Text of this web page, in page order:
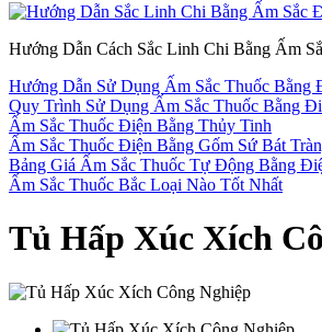
Hướng Dẫn Cách Sắc Linh Chi Bằng Ấm
Hướng Dẫn Sử Dụng Ấm Sắc Thuốc Bằng
Quy Trình Sử Dụng Ấm Sắc Thuốc Bằng
Ấm Sắc Thuốc Điện Bằng Thủy Tinh
Ấm Sắc Thuốc Điện Bằng Gốm Sứ Bát
Bảng Giá Ấm Sắc Thuốc Tự Động Bằng
Ấm Sắc Thuốc Bắc Loại Nào Tốt Nhất
Tủ Hấp Xúc Xích